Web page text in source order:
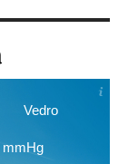
Vedro
mmHg